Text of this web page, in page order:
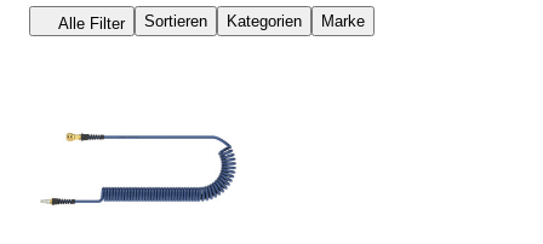
Alle Filter Sortieren Kategorien Marke